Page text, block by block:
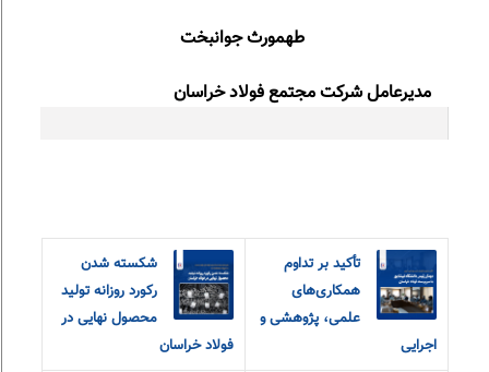
طهمورث جوانبخت
مدیرعامل شرکت مجتمع فولاد خراسان
تأکید بر تداوم
همکاری‌های
علمی، پژوهشی و
اجرایی
شکسته شدن
رکورد روزانه تولید
محصول نهایی در
فولاد خراسان